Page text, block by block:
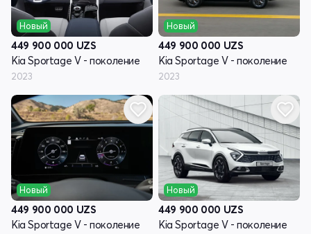
Новый
449 900 000 UZS
Kia Sportage V - поколение
2023
Новый
449 900 000 UZS
Kia Sportage V - поколение
2023
Новый
449 900 000 UZS
Kia Sportage V - поколение
Новый
449 900 000 UZS
Kia Sportage V - поколение